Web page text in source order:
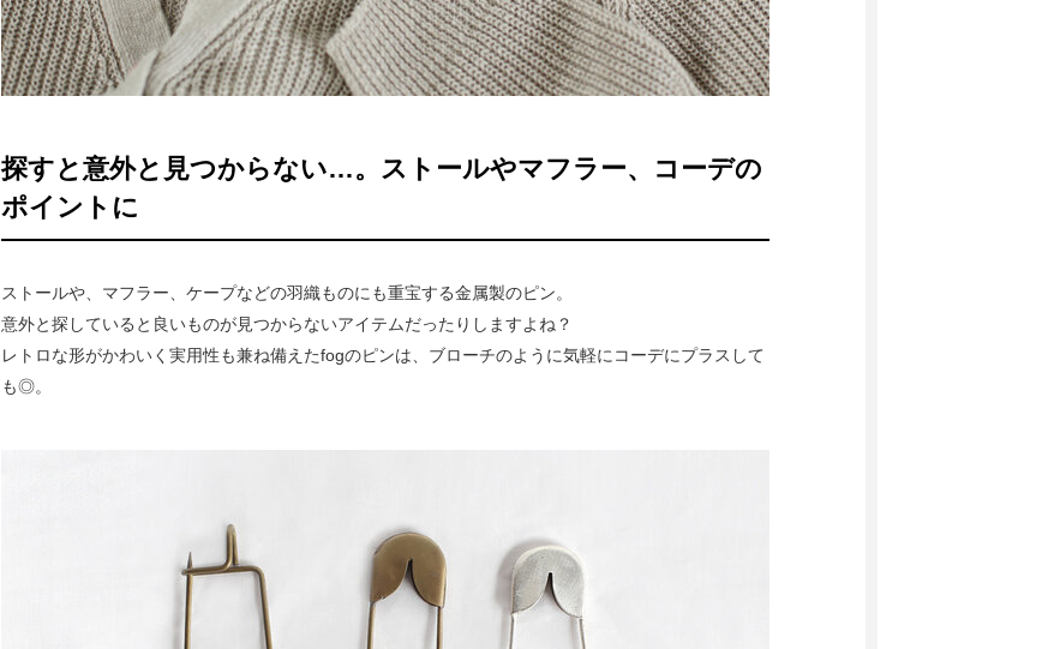
探すと意外と見つからない…。ストールやマフラー、コーデの
ポイントに
ストールや、マフラー、ケープなどの羽織ものにも重宝する金属製のピン。
意外と探していると良いものが見つからないアイテムだったりしますよね？
レトロな形がかわいく実用性も兼ね備えたfogのピンは、ブローチのように気軽にコーデにプラスして
も◎。